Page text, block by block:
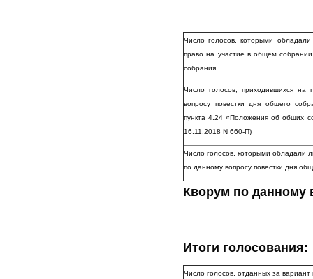
Число голосов, которыми
право на участие в общем
собрания
Число голосов, приходившихся
вопросу повестки дня общего
пункта 4.24 «Положения об общих
16.11.2018 N 660-П)
Число голосов, которыми обладали
по данному вопросу повестки дня
Кворум по данному
Итоги голосования:
Число голосов, отданных за вариант